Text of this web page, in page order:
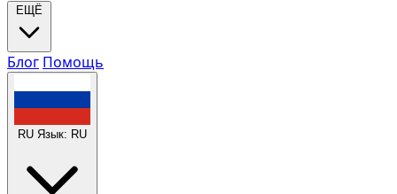
ЕЩЁ
Блог Помощь
RU Язык: RU